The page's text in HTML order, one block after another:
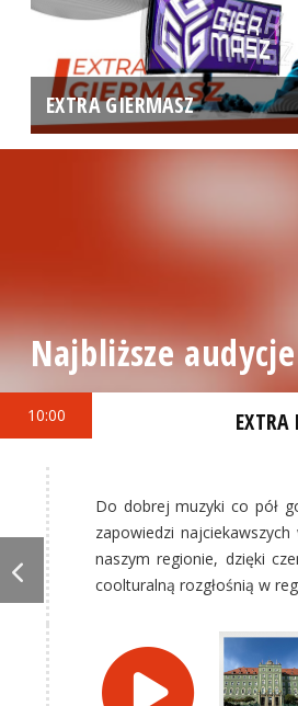
EXTRA GIERMASZ
Najbliższe
10:00
Do dobrej muzyki co pół
zapowiedzi
naszym regionie, dzięki
coolturalną rozgłośnią w